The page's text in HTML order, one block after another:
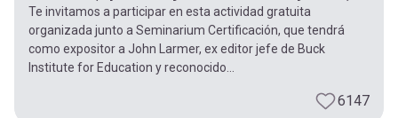
Te invitamos a participar en esta actividad gratuita
organizada junto a Seminarium Certificación, que tendrá
como expositor a John Larmer, ex editor jefe de Buck
Institute for Education y reconocido...
6147